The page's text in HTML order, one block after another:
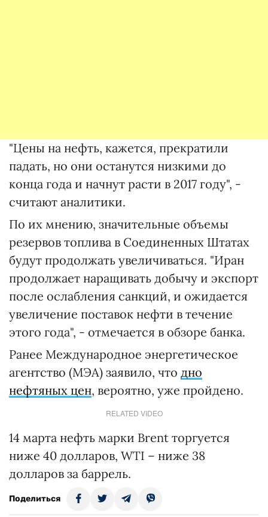
"Цены на нефть, кажется, прекратили
падать, но они останутся низкими до
конца года и начнут расти в 2017 году", -
считают аналитики.
По их мнению, значительные объемы
резервов топлива в Соединенных Штатах
будут продолжать увеличиваться. "Иран
продолжает наращивать добычу и экспорт
после ослабления санкций, и ожидается
увеличение поставок нефти в течение
этого года", - отмечается в обзоре банка.
Ранее Международное энергетическое
агентство (МЭА) заявило, что дно
нефтяных цен, вероятно, уже пройдено.
RELATED VIDEO
14 марта нефть марки Brent торгуется
ниже 40 долларов, WTI – ниже 38
долларов за баррель.
Поделиться